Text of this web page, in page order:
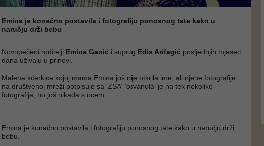
Emina je konačno postavila i fotografiju ponosnog tate kako u
naručju drži bebu
Novopečeni roditelji Emina Ganić i suprug Edis Arifagić posljednjih mjesec
dana uživaju u prinovi.
Malena kćerkica kojoj mama Emina još nije otkrila ime, ali njene fotografije
na društvenoj mreži potpisuje sa 'ZSA' 'osvanula' je na tek nekoliko
fotografija, no još nikada s ocem.
Emina je konačno postavila i fotografiju ponosnog tate kako u naručju drži
bebu.